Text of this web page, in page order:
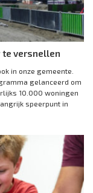
te versnellen
in onze gemeente.
gelanceerd om
10.000 woningen
speerpunt in